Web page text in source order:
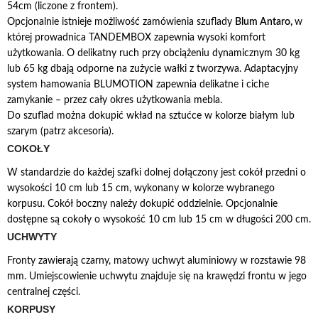
54cm (liczone z frontem).
Opcjonalnie istnieje możliwość zamówienia szuflady Blum Antaro, w
której prowadnica TANDEMBOX zapewnia wysoki komfort
użytkowania. O delikatny ruch przy obciążeniu dynamicznym 30 kg
lub 65 kg dbają odporne na zużycie wałki z tworzywa. Adaptacyjny
system hamowania BLUMOTION zapewnia delikatne i ciche
zamykanie – przez cały okres użytkowania mebla.
Do szuflad można dokupić wkład na sztućce w kolorze białym lub
szarym (patrz akcesoria).
COKOŁY
W standardzie do każdej szafki dolnej dołączony jest cokół przedni o
wysokości 10 cm lub 15 cm, wykonany w kolorze wybranego
korpusu. Cokół boczny należy dokupić oddzielnie. Opcjonalnie
dostępne są cokoły o wysokość 10 cm lub 15 cm w długości 200 cm.
UCHWYTY
Fronty zawierają czarny, matowy uchwyt aluminiowy w rozstawie 98
mm. Umiejscowienie uchwytu znajduje się na krawędzi frontu w jego
centralnej części.
KORPUSY